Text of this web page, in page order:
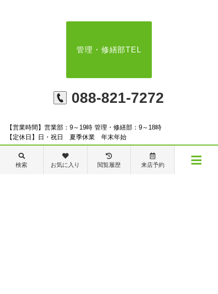
管理・修繕部TEL
088-821-7272
【営業時間】営業部：9～19時 管理・修繕部：9～18時
【定休日】日・祝日 夏季休業 年末年始
検索 お気に入り 閲覧履歴 来店予約